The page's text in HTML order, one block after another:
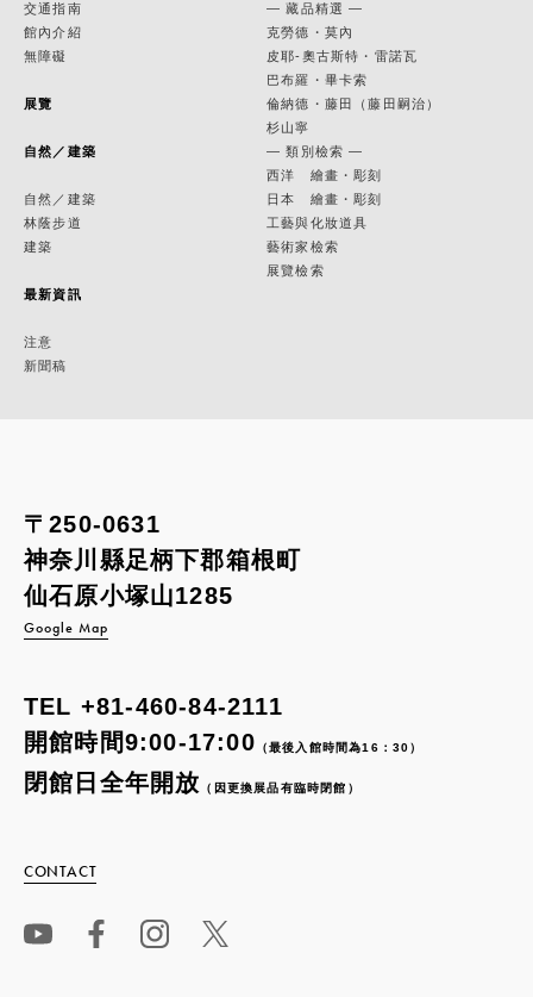
交通指南
館內介紹
無障礙
展覽
自然／建築
自然／建築
林蔭步道
建築
最新資訊
注意
新聞稿
— 藏品精選 —
克勞德・莫內
皮耶-奧古斯特・雷諾瓦
巴布羅・畢卡索
倫納德・藤田（藤田嗣治）
杉山寧
— 類別檢索 —
西洋 繪畫・彫刻
日本 繪畫・彫刻
工藝與化妝道具
藝術家檢索
展覽檢索
〒250-0631
神奈川縣足柄下郡箱根町
仙石原小塚山1285
Google Map
TEL +81-460-84-2111
開館時間9:00-17:00 （最後入館時間為16：30）
閉館日全年開放 （因更換展品有臨時閉館）
CONTACT